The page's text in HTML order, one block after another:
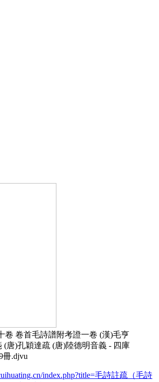
卷 卷首毛詩譜附考證一卷 (漢)毛亨
(唐)孔穎達疏 (唐)陸德明音義 - 四庫
冊.djvu
index.php?title=毛詩註疏（毛詩